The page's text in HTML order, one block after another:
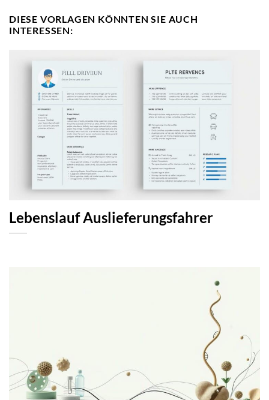
DIESE VORLAGEN KÖNNTEN SIE AUCH
INTERESSEN:
Lebenslauf Auslieferungsfahrer